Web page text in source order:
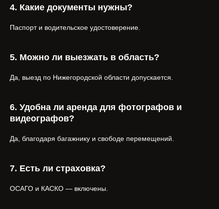
4. Какие документы нужны?
Паспорт и водительское удостоверение.
5. Можно ли выезжать в область?
Да, выезд по Нижегородской области допускается.
6. Удобна ли аренда для фотографов и
видеографов?
Да, благодаря багажнику и свободе перемещений.
7. Есть ли страховка?
ОСАГО и КАСКО — включены.